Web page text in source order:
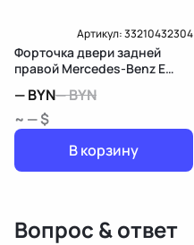
Артикул:33210432304
Форточка двери задней
правой Mercedes-Benz E
—BYN—BYN
~ — $
В корзину
Вопрос & ответ